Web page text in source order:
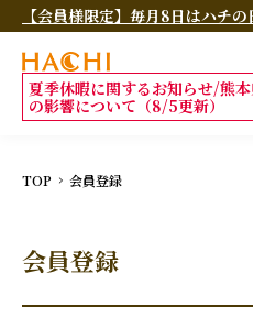
【会員様限定】毎月8日はハチ
夏季休暇に関するお知らせ/熊
の影響について（8/5更新）
TOP 会員登録
会員登録